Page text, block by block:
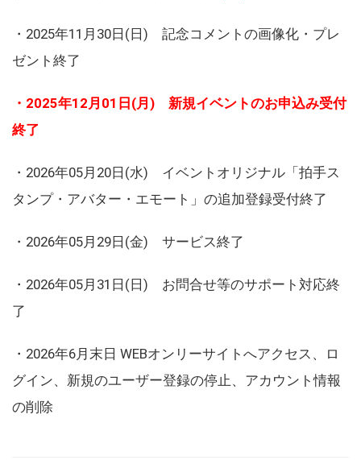
・2025年11月30日(日) 記念コメントの画像化・プレ
ゼント終了
・2025年12月01日(月) 新規イベントのお申込み受付
終了
・2026年05月20日(水) イベントオリジナル「拍手ス
タンプ・アバター・エモート」の追加登録受付終了
・2026年05月29日(金) サービス終了
・2026年05月31日(日) お問合せ等のサポート対応終
了
・2026年6月末日 WEBオンリーサイトへアクセス、ロ
グイン、新規のユーザー登録の停止、アカウント情報
の削除